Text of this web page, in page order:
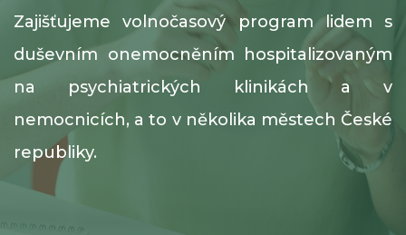
Zajišťujeme volnočasový program lidem s
duševním onemocněním hospitalizovaným
na psychiatrických klinikách a v
nemocnicích, a to v několika městech České
republiky.